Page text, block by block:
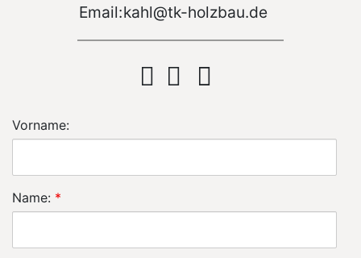
Email:kahl@tk-holzbau.de
Vorname:
Name: *